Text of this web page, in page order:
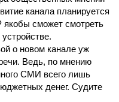
канала планируется
сможет смотреть
о новом канале уж
Ведь, по мнению
СМИ всего лишь
денег. Судите